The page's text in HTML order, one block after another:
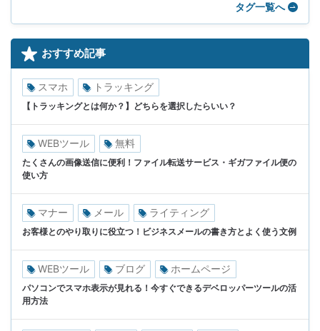
タグ一覧へ
おすすめ記事
スマホ トラッキング
【トラッキングとは何か？】どちらを選択したらいい？
WEBツール 無料
たくさんの画像送信に便利！ファイル転送サービス・ギガファイル便の
使い方
マナー メール ライティング
お客様とのやり取りに役立つ！ビジネスメールの書き方とよく使う文例
WEBツール ブログ ホームページ
パソコンでスマホ表示が見れる！今すぐできるデベロッパーツールの活
用方法